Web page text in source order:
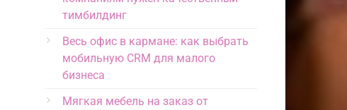
тимбилдинг
Весь офис в кармане: как выбрать
мобильную CRM для малого
бизнеса
Мягкая мебель на заказ от